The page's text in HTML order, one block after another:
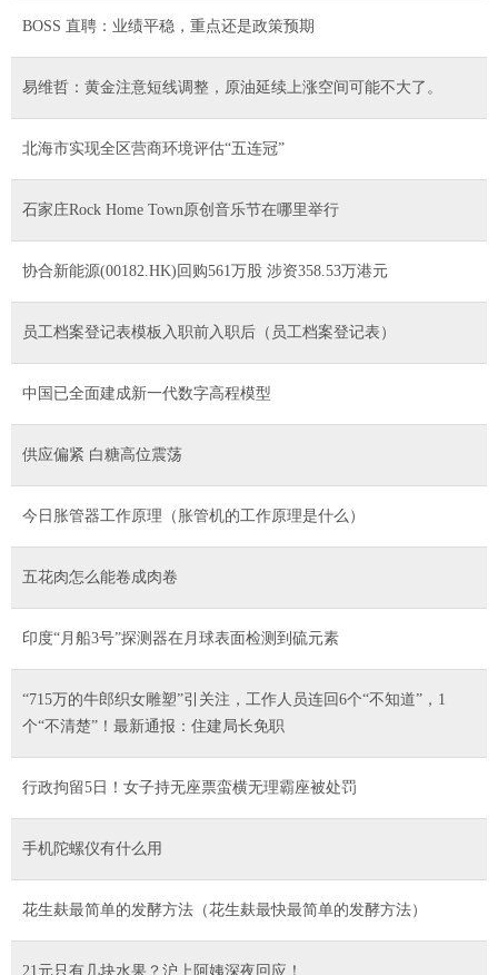
BOSS 直聘：业绩平稳，重点还是政策预期
易维哲：黄金注意短线调整，原油延续上涨空间可能不大了。
北海市实现全区营商环境评估“五连冠”
石家庄Rock Home Town原创音乐节在哪里举行
协合新能源(00182.HK)回购561万股 涉资358.53万港元
员工档案登记表模板入职前入职后（员工档案登记表）
中国已全面建成新一代数字高程模型
供应偏紧 白糖高位震荡
今日胀管器工作原理（胀管机的工作原理是什么）
五花肉怎么能卷成肉卷
印度“月船3号”探测器在月球表面检测到硫元素
“715万的牛郎织女雕塑”引关注，工作人员连回6个“不知道”，1
个“不清楚”！最新通报：住建局长免职
行政拘留5日！女子持无座票蛮横无理霸座被处罚
手机陀螺仪有什么用
花生麸最简单的发酵方法（花生麸最快最简单的发酵方法）
21元只有几块水果？沪上阿姨深夜回应！